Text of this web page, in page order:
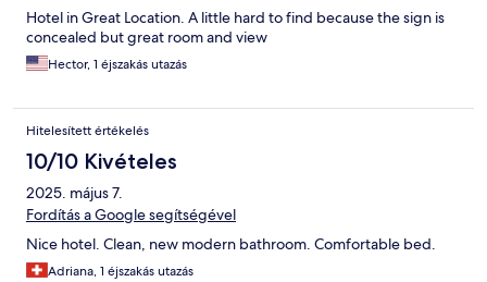
Hotel in Great Location. A little hard to find because the sign is
concealed but great room and view
Hector, 1 éjszakás utazás
Hitelesített értékelés
10/10 Kivételes
2025. május 7.
Fordítás a Google segítségével
Nice hotel. Clean, new modern bathroom. Comfortable bed.
Adriana, 1 éjszakás utazás